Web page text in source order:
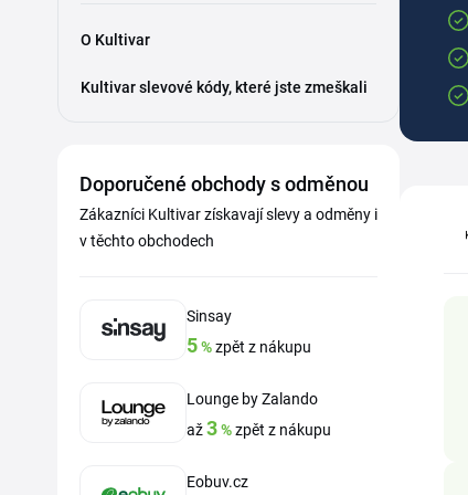
O Kultivar
Kultivar slevové kódy, které jste zmeškali
Doporučené obchody s odměnou
Zákazníci Kultivar získavají slevy a odměny i
v těchto obchodech
Sinsay
5%zpět z nákupu
Lounge by Zalando
až3%zpět z nákupu
Eobuv.cz